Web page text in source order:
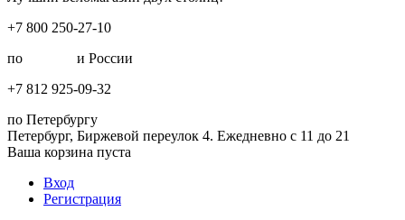
+7 800 250-27-10
по
и России
+7 812 925-09-32
по Петербургу
Петербург, Биржевой переулок 4. Ежедневно с 11 до 21
Ваша корзина пуста
Вход
Регистрация